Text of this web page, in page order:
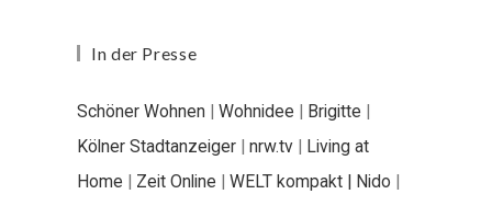
In der Presse
Schöner Wohnen | Wohnidee | Brigitte |
Kölner Stadtanzeiger | nrw.tv | Living at
Home | Zeit Online | WELT kompakt | Nido |